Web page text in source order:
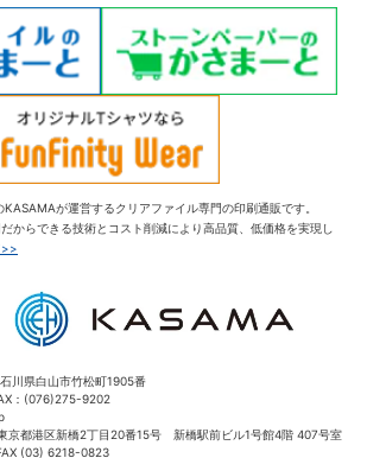
が運営するクリアファイル専門の印刷通販です。
からできる技術とコスト削減により高品質、低価格を実現し
>>
川県白山市竹松町1905番
：(076)275-9202
都港区新橋2丁目20番15号 新橋駅前ビル1号館4階 407号室
(03) 6218-0823